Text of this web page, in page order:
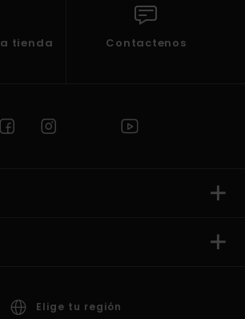
tienda Contactenos
Elige tu región